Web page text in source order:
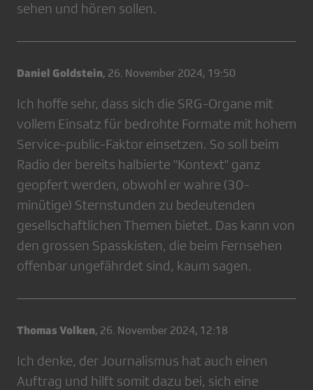
sehen und hören sollen.
Daniel Goldstein, 26. November 2024, 19:50
Ich hoffe sehr, dass sich die SRG-Organe mit
vollem Einsatz für bedrohte Formate mit hohem
Service-public-Faktor einsetzen. So soll beim
Radio der bereits halbierte "Kontext" ganz
geopfert werden, obwohl er wahre (30-
minütige) Sternstunden zu bedeutenden
gesellschaftlichen Themen bietet. Das kann von
den grossen Spasskisten, die beim Fernsehen
offenbar ungefährdet sind, kaum sagen.
Thomas Volken, 26. November 2024, 12:18
Ich denke, der Journalismus hat auch einen
Auftrag und hilft somit dazu bei, sich eine